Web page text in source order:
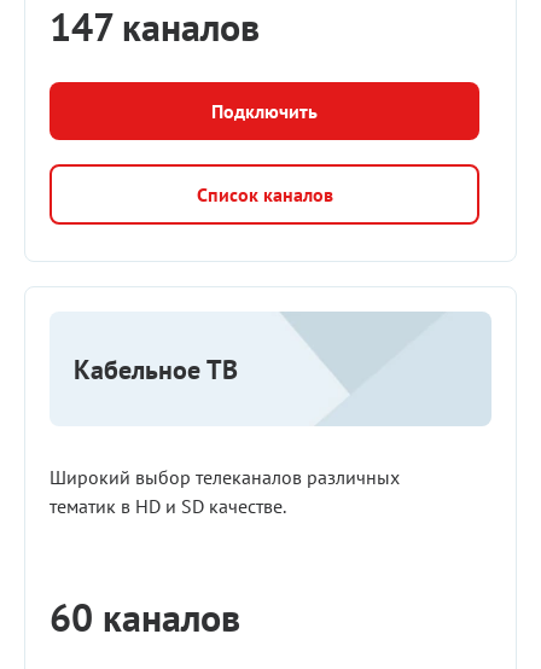
147 каналов
Подключить
Список каналов
Кабельное ТВ
Широкий выбор телеканалов различных
тематик в HD и SD качестве.
60 каналов